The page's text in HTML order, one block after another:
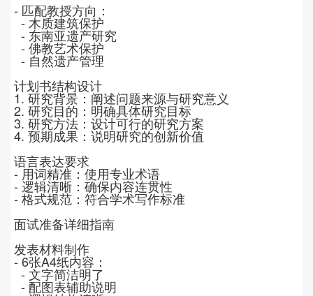
- 匹配教授方向：
- 木质建筑保护
- 东南亚遗产研究
- 佛教艺术保护
- 自然遗产管理
计划书结构设计
1.研究背景：阐述问题来源与研究意义
2. 研究目的：明确具体研究目标
3. 研究方法：设计可行的研究方案
4. 预期成果：说明研究的创新价值
语言表达要求
-用词精准：使用专业术语
- 逻辑清晰：确保内容连贯性
- 格式规范：符合学术写作标准
面试准备详细指南
发表材料制作
- 6张A4纸内容：
- 文字简洁明了
- 配图表辅助说明